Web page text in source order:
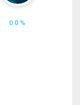
0.0 %